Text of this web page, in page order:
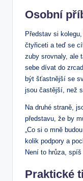
Osobní
Představ si
čtyřiceti a teď se
zuby srovnaly, ale
sebe dívat do
být šťastnější se
jsou častější, než
Na druhé straně,
představu, že by
„Co si o mně
kolik podpory a
Není to hrůza,
Praktické